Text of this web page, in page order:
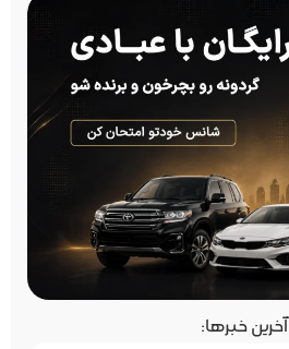
آخرین خبرها: